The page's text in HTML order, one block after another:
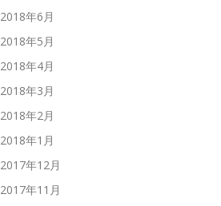
2018年6月
2018年5月
2018年4月
2018年3月
2018年2月
2018年1月
2017年12月
2017年11月